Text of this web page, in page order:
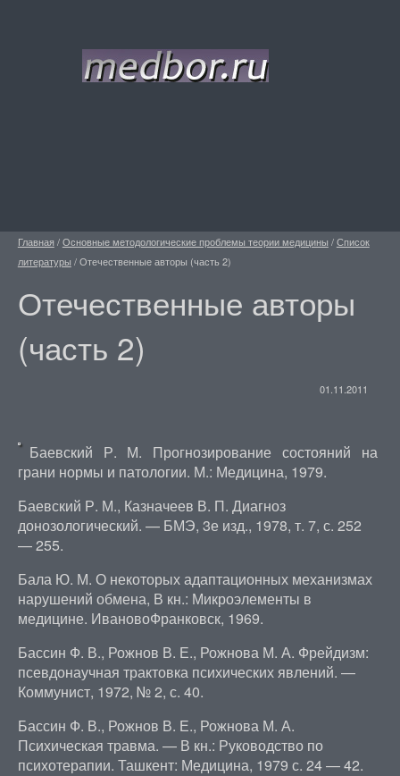
Главная /Основные методологические проблемы теории медицины /Список
литературы /Отечественные авторы (часть 2)
Отечественные авторы
(часть 2)
01.11.2011
Баевский Р. М. Прогнозирование состояний на
грани нормы и патологии. М.: Медицина, 1979.
Баевский Р. М., Казначеев В. П. Диагноз
донозологический. — БМЭ, 3е изд., 1978, т. 7, с. 252
— 255.
Бала Ю. М. О некоторых адаптационных механизмах
нарушений обмена, В кн.: Микроэлементы в
медицине. ИвановоФранковск, 1969.
Бассин Ф. В., Рожнов В. Е., Рожнова М. А. Фрейдизм:
псевдонаучная трактовка психических явлений. —
Коммунист, 1972, № 2, с. 40.
Бассин Ф. В., Рожнов В. Е., Рожнова М. А.
Психическая травма. — В кн.: Руководство по
психотерапии. Ташкент: Медицина, 1979 с. 24 — 42.